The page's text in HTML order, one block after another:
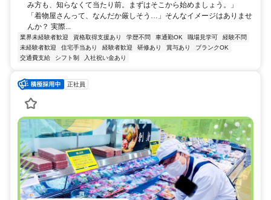
み方も、知らなくて当たり前。まずはそこから始めましょう。」
「着物屋さんって、なんだか厳しそう…」そんなイメージはありませ
んか？ 実際...
業界未経験者歓迎 資格取得支援あり 学歴不問 車通勤OK 職場見学可
経験不問
未経験者歓迎
住宅手当あり 経験者歓迎 研修あり 賞与あり
ブランクOK
交通費支給
シフト制 入社祝い金あり
正社員